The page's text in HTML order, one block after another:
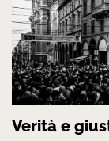
Verità e